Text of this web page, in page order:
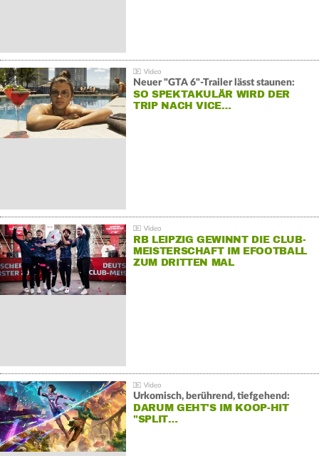
Neuer "GTA 6"-Trailer lässt staunen:
SO SPEKTAKULÄR WIRD DER
TRIP NACH VICE…
RB LEIPZIG GEWINNT DIE CLUB-
MEISTERSCHAFT IM EFOOTBALL
ZUM DRITTEN MAL
Urkomisch, berührend, tiefgehend:
DARUM GEHT'S IM KOOP-HIT
"SPLIT…